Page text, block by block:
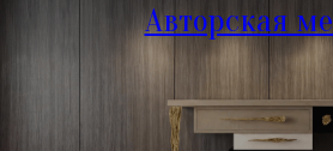
Авторская